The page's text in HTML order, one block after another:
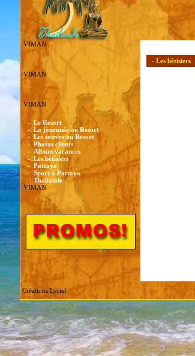
VIMAN
VIMAN
VIMAN
- Le Resort
- La journnée au Resort
- Les soirées au Resort
- Photos clients
- Album vacances
- Les bêtisiers
- Pattaya
- Sport à Pattaya
-Thailande
VIMAN
- Les bêtisiers
Créations Lyriel